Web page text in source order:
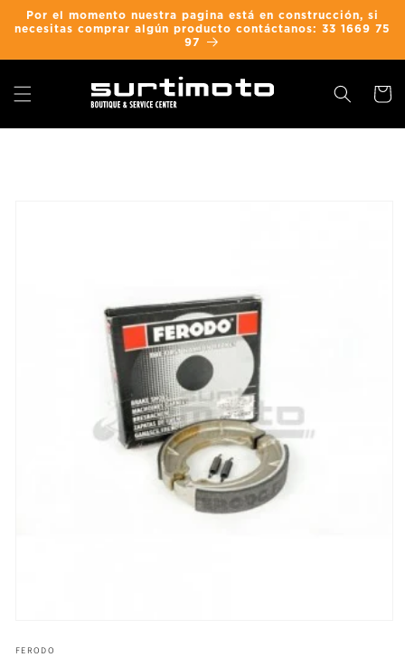
directamente
al contenido
Por el momento nuestra pagina está en construcción, si
necesitas comprar algún producto contáctanos: 33 1669 75
97
Carrito
FERODO